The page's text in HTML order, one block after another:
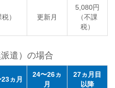
） 更新月
5,080円
（不課
税）
遣）の場合
ヵ月
24〜26ヵ
月
27ヵ月目
以降